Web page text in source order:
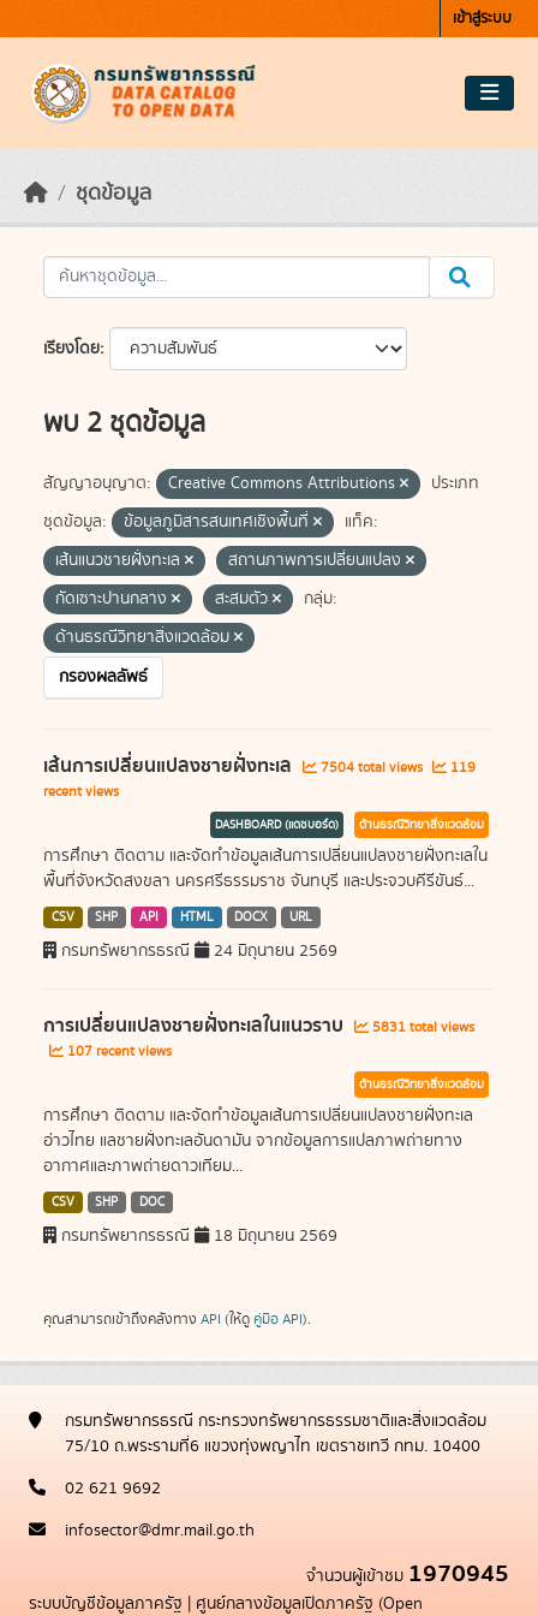
เข้าสู่ระบบ
ชุดข้อมูล
เรียงโดย
พบ 2 ชุดข้อมูล
สัญญาอนุญาต: Creative Commons Attributions
ประเภท
ชุดข้อมูล:
ข้อมูลภูมิสารสนเทศเชิงพื้นที่
แท็ค:
เส้นแนวชายฝั่งทะเล
สถานภาพการเปลี่ยนแปลง
กัดเซาะปานกลาง
สะสมตัว
กลุ่ม:
ด้านธรณีวิทยาสิ่งแวดล้อม
กรองผลลัพธ์
เส้นการเปลี่ยนแปลงชายฝั่งทะเล 7504 total views
119
recent views
DASHBOARD (แดชบอร์ด) ด้านธรณีวิทยาสิ่งแวดล้อม
การศึกษา ติดตาม และจัดทำข้อมูลเส้นการเปลี่ยนแปลงชายฝั่งทะเลใน
พื้นที่จังหวัดสงขลา นครศรีธรรมราช จันทบุรี และประจวบคีรีขันธ์...
CSV SHP API HTML DOCX URL
กรมทรัพยากรธรณี 24 มิถุนายน 2569
การเปลี่ยนแปลงชายฝั่งทะเลในแนวราบ
5831 total views
107 recent views
ด้านธรณีวิทยาสิ่งแวดล้อม
การศึกษา ติดตาม และจัดทำข้อมูลเส้นการเปลี่ยนแปลงชายฝั่งทะเล
อ่าวไทย แลชายฝั่งทะเลอันดามัน จากข้อมูลการแปลภาพถ่ายทาง
อากาศและภาพถ่ายดาวเทียม...
CSV SHP DOC
กรมทรัพยากรธรณี 18 มิถุนายน 2569
คุณสามารถเข้าถึงคลังทาง API (ให้ดู คู่มือ API).
กรมทรัพยากรธรณี กระทรวงทรัพยากรธรรมชาติและสิ่งแวดล้อม
75/10 ถ.พระรามที่6 แขวงทุ่งพญาไท เขตราชเทวี กทม. 10400
02 621 9692
infosector@dmr.mail.go.th
จำนวนผู้เข้าชม 1970945
ระบบบัญชีข้อมูลภาครัฐ | ศูนย์กลางข้อมูลเปิดภาครัฐ (Open